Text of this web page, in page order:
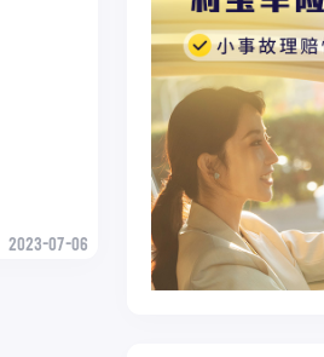
2023-07-06